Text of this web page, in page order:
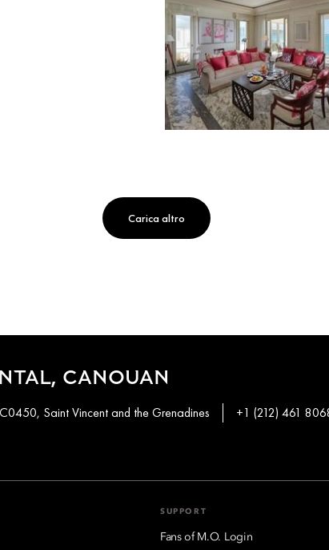
Carica altro
CANOUAN
Saint Vincent and the Grenadines +1 (212) 461
SUPPORT
Fans of M.O. Login